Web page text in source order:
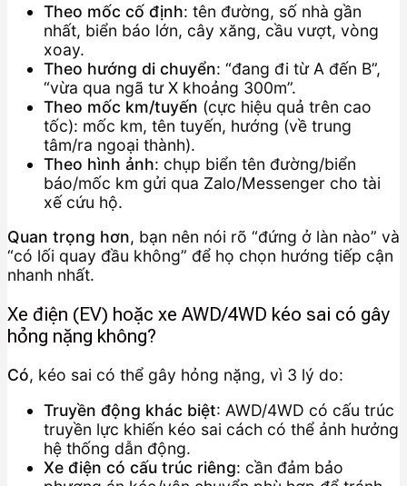
Theo mốc cố định: tên đường, số nhà gần
nhất, biển báo lớn, cây xăng, cầu vượt, vòng
xoay.
Theo hướng di chuyển: “đang đi từ A đến B”,
“vừa qua ngã tư X khoảng 300m”.
Theo mốc km/tuyến (cực hiệu quả trên cao
tốc): mốc km, tên tuyến, hướng (về trung
tâm/ra ngoại thành).
Theo hình ảnh: chụp biển tên đường/biển
báo/mốc km gửi qua Zalo/Messenger cho tài
xế cứu hộ.
Quan trọng hơn, bạn nên nói rõ “đứng ở làn nào” và
“có lối quay đầu không” để họ chọn hướng tiếp cận
nhanh nhất.
Xe điện (EV) hoặc xe AWD/4WD kéo sai có gây
hỏng nặng không?
Có, kéo sai có thể gây hỏng nặng, vì 3 lý do:
Truyền động khác biệt: AWD/4WD có cấu trúc
truyền lực khiến kéo sai cách có thể ảnh hưởng
hệ thống dẫn động.
Xe điện có cấu trúc riêng: cần đảm bảo